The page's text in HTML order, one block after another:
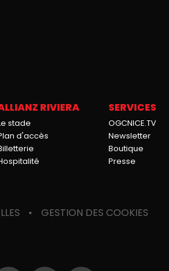
RIVIERA
stade
d'accès
SERVICES
OGCNICE.TV
Newsletter
Boutique
Presse
GESTION DES COOKIES